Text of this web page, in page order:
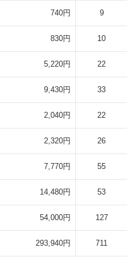
740円 9
830円 10
5,220円 22
9,430円 33
2,040円 22
2,320円 26
7,770円 55
14,480円 53
54,000円 127
293,940円 711